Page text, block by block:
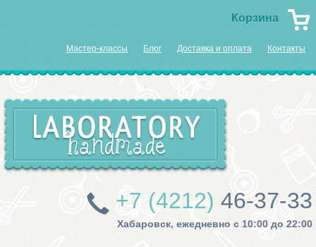
Корзина
Мастер-классы Блог Доставка и оплата Контакты
+7 (4212) 46-37-33
Хабаровск, ежедневно с 10:00 до 22:00